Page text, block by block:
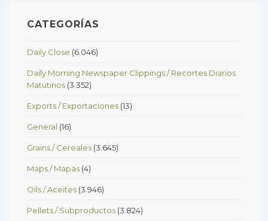
CATEGORÍAS
Daily Close (6.046)
Daily Morning Newspaper Clippings / Recortes Diarios
Matutinos (3.352)
Exports / Exportaciones (13)
General (16)
Grains / Cereales (3.645)
Maps / Mapas (4)
Oils / Aceites (3.946)
Pellets / Subproductos (3.824)